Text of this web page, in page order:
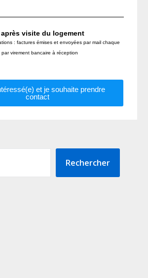
visite du logement
: factures émises et envoyées par mail chaque
virement bancaire à réception
et je souhaite prendre
contact
Rechercher